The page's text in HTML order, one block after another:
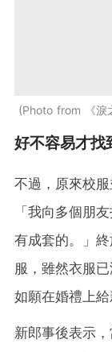
Photo from 《淚
好不容易才找
不過，原來校
「我向多個朋
有成套的。」
服，雖然衣服
如願在婚禮上給
新郎事後表示